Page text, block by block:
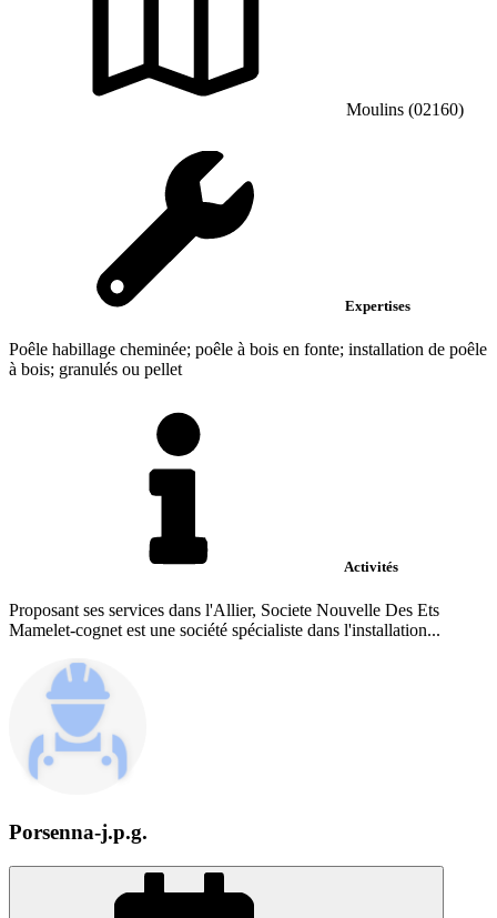
Moulins (02160)
Expertises
Poêle habillage cheminée; poêle à bois en fonte; installation de poêle
à bois; granulés ou pellet
Activités
Proposant ses services dans l'Allier, Societe Nouvelle Des Ets
Mamelet-cognet est une société spécialiste dans l'installation...
Porsenna-j.p.g.